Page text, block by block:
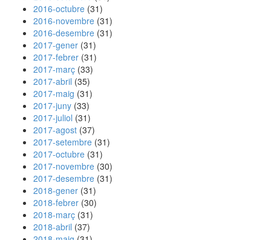
2016-octubre (31)
2016-novembre (31)
2016-desembre (31)
2017-gener (31)
2017-febrer (31)
2017-març (33)
2017-abril (35)
2017-maig (31)
2017-juny (33)
2017-juliol (31)
2017-agost (37)
2017-setembre (31)
2017-octubre (31)
2017-novembre (30)
2017-desembre (31)
2018-gener (31)
2018-febrer (30)
2018-març (31)
2018-abril (37)